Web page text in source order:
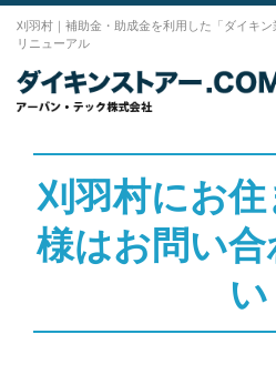
刈羽村｜補助金・助成金を利用した「ダイキン
リニューアル
刈羽村にお
様はお問い合
い